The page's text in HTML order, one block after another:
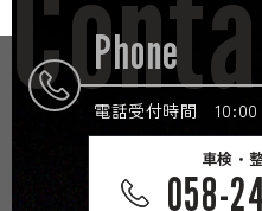
Phone
電話受付時間 10:00
車検・
058-